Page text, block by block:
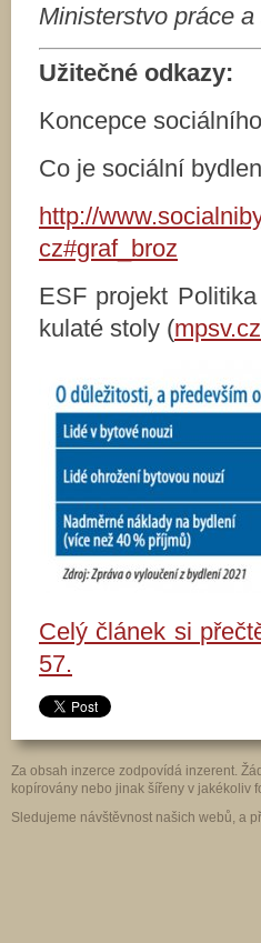
Ministerstvo práce a
Užitečné odkazy:
Koncepce
Co je sociální
http://
cz#graf_broz
ESF projekt
kulaté stoly (mpsv.cz
Celý článek si
57.
Za obsah inzerce zodpovídá inzerent.
kopírovány nebo jinak šířeny v jakékoliv
Sledujeme návštěvnost našich webů, a